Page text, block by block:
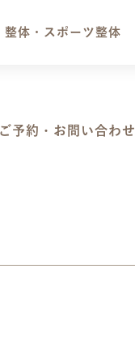
ご予約・お問い合わせ
整体・スポーツ整体